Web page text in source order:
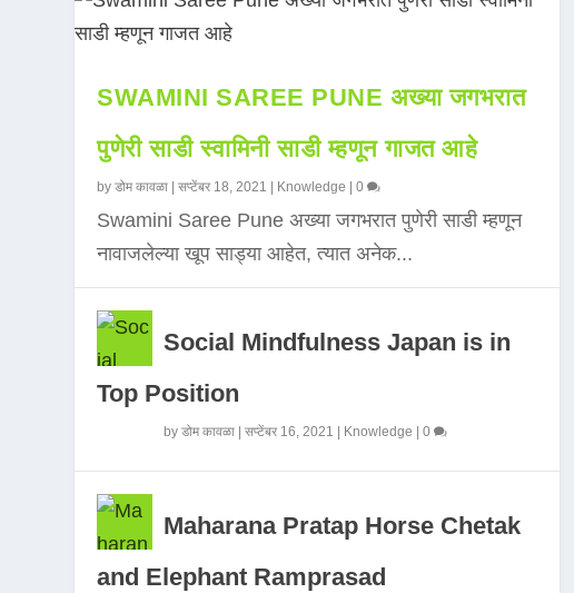
SWAMINI SAREE PUNE अख्या जगभरात
पुणेरी साडी स्वामिनी साडी म्हणून गाजत आहे
byडोम कावळा |सप्टेंबर 18, 2021 Knowledge |0
Swamini Saree Pune अख्या जगभरात पुणेरी साडी म्हणून
नावाजलेल्या खूप साड्या आहेत, त्यात अनेक...
Social Mindfulness Japan is in
Top Position
byडोम कावळा |सप्टेंबर 16, 2021 Knowledge |0
Maharana Pratap Horse Chetak
and Elephant Ramprasad